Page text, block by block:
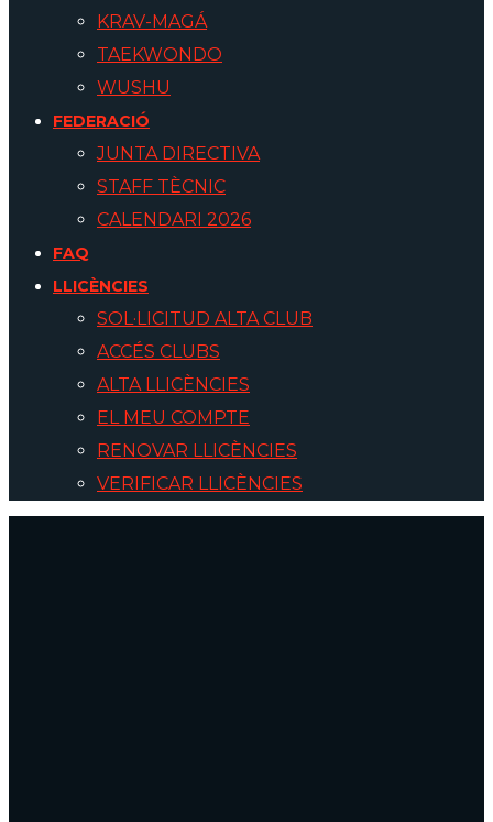
KRAV-MAGÁ
TAEKWONDO
WUSHU
FEDERACIÓ
JUNTA DIRECTIVA
STAFF TÈCNIC
CALENDARI 2026
FAQ
LLICÈNCIES
SOL·LICITUD ALTA CLUB
ACCÉS CLUBS
ALTA LLICÈNCIES
EL MEU COMPTE
RENOVAR LLICÈNCIES
VERIFICAR LLICÈNCIES